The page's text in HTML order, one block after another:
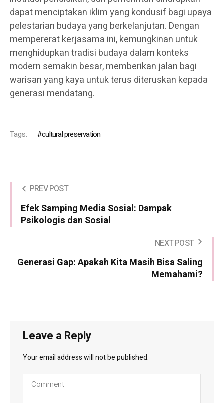
dapat menciptakan iklim yang kondusif bagi upaya
pelestarian budaya yang berkelanjutan. Dengan
mempererat kerjasama ini, kemungkinan untuk
menghidupkan tradisi budaya dalam konteks
modern semakin besar, memberikan jalan bagi
warisan yang kaya untuk terus diteruskan kepada
generasi mendatang.
Tags: cultural preservation
PREV POST
Efek Samping Media Sosial: Dampak
Psikologis dan Sosial
NEXT POST
Generasi Gap: Apakah Kita Masih Bisa Saling
Memahami?
Leave a Reply
Your email address will not be published.